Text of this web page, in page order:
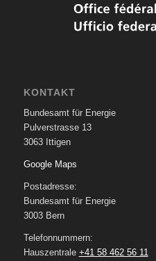
KONTAKT
Bundesamt für Energie
Pulverstrasse 13
3063 Ittigen
Google Maps
Postadresse:
Bundesamt für Energie
3003 Bern
Telefonnummern:
Hauszentrale +41 58 462 56 11